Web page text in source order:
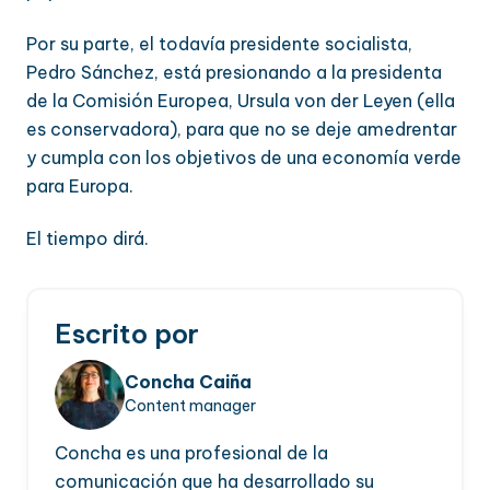
Por su parte, el todavía presidente socialista,
Pedro Sánchez, está presionando a la presidenta
de la Comisión Europea, Ursula von der Leyen (ella
es conservadora), para que no se deje amedrentar
y cumpla con los objetivos de una economía verde
para Europa.
El tiempo dirá.
Escrito por
Concha Caiña
Content manager
Concha es una profesional de la
comunicación que ha desarrollado su